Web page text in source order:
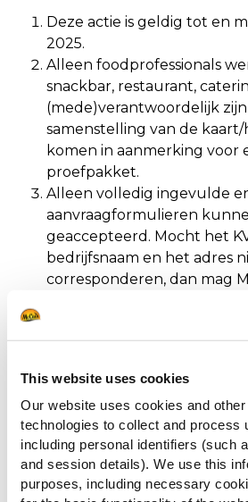
This website uses cookies
Our website uses cookies and
technologies to collect and process
including personal identifiers (such
and session details). We use this
purposes, including necessary
Deze actie is geldig tot en
2025.
Alleen foodprofessionals
snackbar, restaurant,
(mede)verantwoordelijk
samenstelling van de
komen in aanmerking voor
proefpakket.
Alleen volledig ingevulde
aanvraagformulieren
geaccepteerd. Mocht het
bedrijfsnaam en het adres
corresponderen, dan mag
Er kan maximaal één
worden aangevraagd.
bedrijf dient ook gevestigd
Nederland.
Gegevens worden
overeenstemming met de
Protection Regulation
De ingevulde